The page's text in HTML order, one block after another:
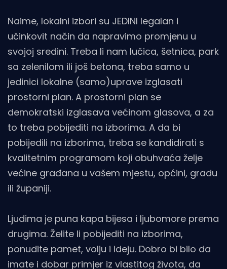
Naime, lokalni izbori su JEDINI legalan i
učinkovit način da napravimo promjenu u
svojoj sredini. Treba li nam lučica, šetnica, park
sa zelenilom ili još betona, treba samo u
jedinici lokalne (samo)uprave izglasati
prostorni plan. A prostorni plan se
demokratski izglasava većinom glasova, a za
to treba pobijediti na izborima. A da bi
pobijedili na izborima, treba se kandidirati s
kvalitetnim programom koji obuhvaća želje
većine građana u vašem mjestu, općini, gradu
ili županiji.
Ljudima je puna kapa bijesa i ljubomore prema
drugima. Želite li pobijediti na izborima,
ponudite pamet, volju i ideju. Dobro bi bilo da
imate i dobar primjer iz vlastitog života, da